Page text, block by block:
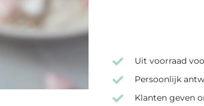
Uit voorraad
Persoonlijk
Klanten geven